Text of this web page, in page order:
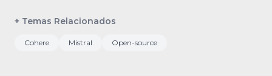
+ Temas Relacionados
Cohere Mistral Open-source